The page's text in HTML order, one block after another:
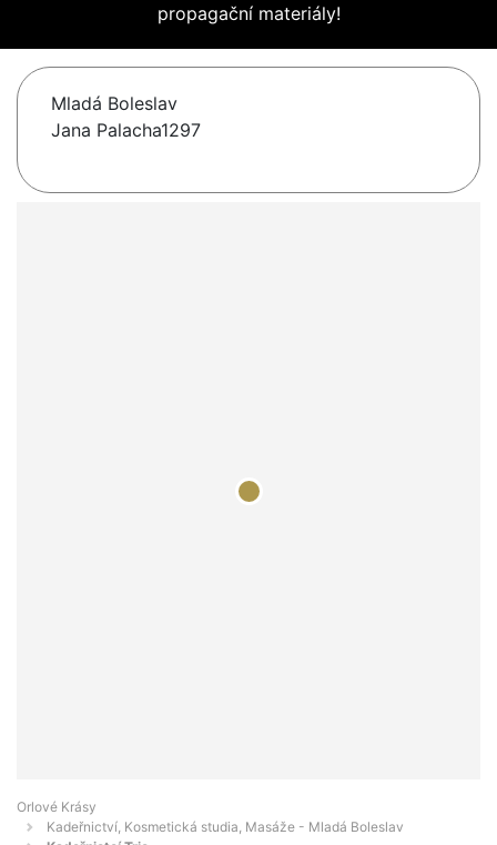
propagační materiály!
Mladá Boleslav
Jana Palacha1297
Orlové Krásy
Kadeřnictví, Kosmetická studia, Masáže - Mladá Boleslav